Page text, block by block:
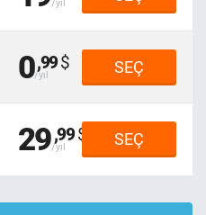
0,99 SEÇ
29,99 SEÇ